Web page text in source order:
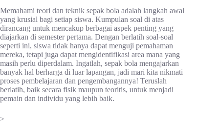
Memahami teori dan teknik sepak bola adalah langkah awal
yang krusial bagi setiap siswa. Kumpulan soal di atas
dirancang untuk mencakup berbagai aspek penting yang
diajarkan di semester pertama. Dengan berlatih soal-soal
seperti ini, siswa tidak hanya dapat menguji pemahaman
mereka, tetapi juga dapat mengidentifikasi area mana yang
masih perlu diperdalam. Ingatlah, sepak bola mengajarkan
banyak hal berharga di luar lapangan, jadi mari kita nikmati
proses pembelajaran dan pengembangannya! Teruslah
berlatih, baik secara fisik maupun teoritis, untuk menjadi
pemain dan individu yang lebih baik.
>